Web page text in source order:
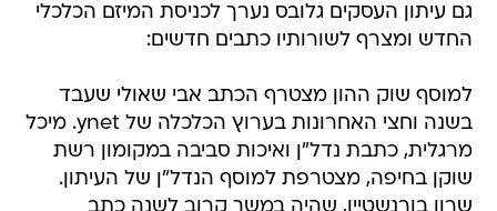
גם עיתון העסקים גלובס נערך לכניסת המיזם הכלכלי
החדש ומצרף לשורותיו כתבים חדשים:
למוסף שוק ההון מצטרף הכתב אבי שאולי שעבד
בשנה וחצי האחרונות בערוץ הכלכלה של ynet. מיכל
מרגלית, כתבת נדל"ן ואיכות סביבה במקומון רשת
שוקן בחיפה, מצטרפת למוסף הנדל"ן של העיתון.